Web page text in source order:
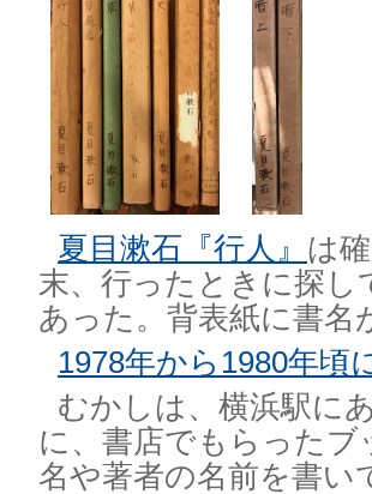
夏目漱石『行人』 は
末、行ったときに探し
あった。背表紙に書名
1978年から1980年頃
むかしは、横浜駅に
に、書店でもらった
名や著者の名前を書い